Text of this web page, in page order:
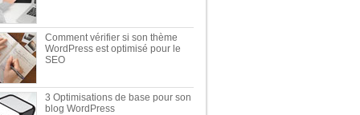
Comment vérifier si son thème
WordPress est optimisé pour le
SEO
3 Optimisations de base pour son
blog WordPress